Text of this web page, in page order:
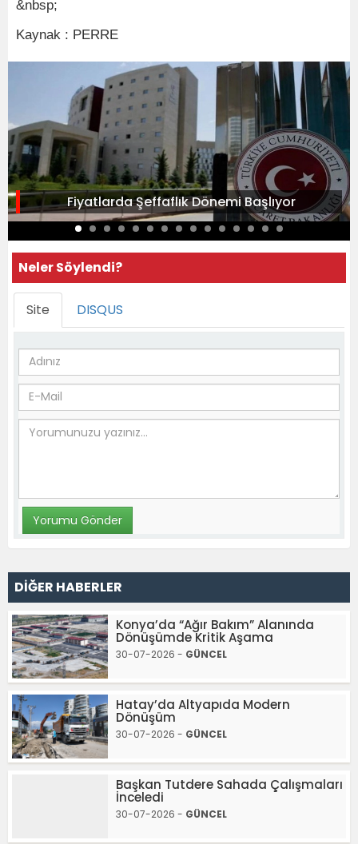
&nbsp;
Kaynak : PERRE
Fiyatlarda Şeffaflık Dönemi Başlıyor
Neler Söylendi?
Site DISQUS
DİĞER HABERLER
Konya’da “Ağır Bakım” Alanında
Dönüşümde Kritik Aşama
30-07-2026 - GÜNCEL
Hatay’da Altyapıda Modern
Dönüşüm
30-07-2026 - GÜNCEL
Başkan Tutdere Sahada Çalışmaları
İnceledi
30-07-2026 - GÜNCEL